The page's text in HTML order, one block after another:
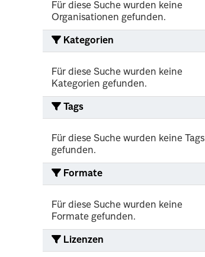
Für diese Suche wurden keine
Organisationen gefunden.
Kategorien
Für diese Suche wurden keine
Kategorien gefunden.
Tags
Für diese Suche wurden keine Tags
gefunden.
Formate
Für diese Suche wurden keine
Formate gefunden.
Lizenzen